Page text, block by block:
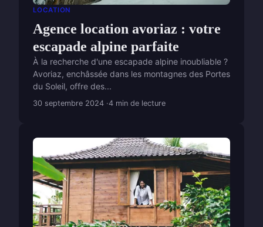
LOCATION
Agence location avoriaz : votre
escapade alpine parfaite
À la recherche d'une escapade alpine inoubliable ?
Avoriaz, enchâssée dans les montagnes des Portes
du Soleil, offre des...
30 septembre 2024 4 min de lecture